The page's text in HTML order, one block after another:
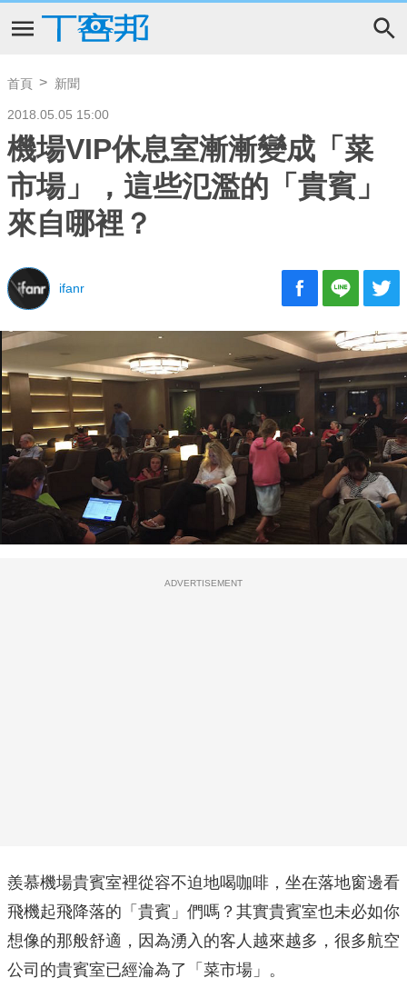
首頁 新聞
2018.05.05 15:00
機場VIP休息室漸漸變成「菜
市場」，這些氾濫的「貴賓」
來自哪裡？
ifanr
ADVERTISEMENT
羨慕機場貴賓室裡從容不迫地喝咖啡，坐在落地窗邊看
飛機起飛降落的「貴賓」們嗎？其實貴賓室也未必如你
想像的那般舒適，因為湧入的客人越來越多，很多航空
公司的貴賓室已經淪為了「菜市場」。